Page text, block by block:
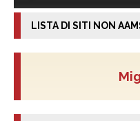
LISTA DI SITI NON